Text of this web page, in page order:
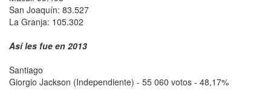
San Joaquín: 83.527
La Granja: 105.302
Así les fue en 2013
Santiago
Giorgio Jackson (Independiente) - 55 060 votos - 48,17%